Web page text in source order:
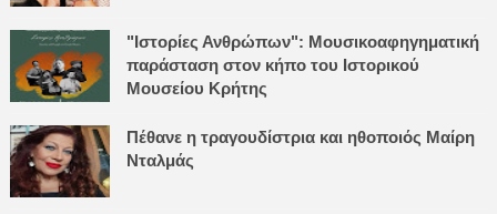
"Ιστορίες Ανθρώπων": Μουσικοαφηγηματική
παράσταση στον κήπο του Ιστορικού
Μουσείου Κρήτης
Πέθανε η τραγουδίστρια και ηθοποιός Μαίρη
Νταλμάς